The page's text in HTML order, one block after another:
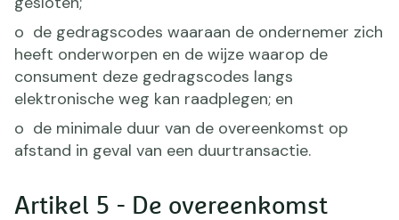
o de gedragscodes waaraan de ondernemer zich
heeft onderworpen en de wijze waarop de
consument deze gedragscodes langs
elektronische weg kan raadplegen; en
o de minimale duur van de overeenkomst op
afstand in geval van een duurtransactie.
Artikel 5 - De overeenkomst